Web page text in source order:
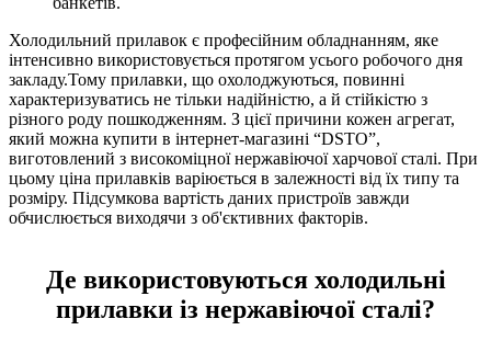
Холодильний прилавок є професійним обладнанням, яке
інтенсивно використовується протягом усього робочого дня
закладу.Тому прилавки, що охолоджуються, повинні
характеризуватись не тільки надійністю, а й стійкістю з
різного роду пошкодженням. З цієї причини кожен агрегат,
який можна купити в інтернет-магазині “DSTO”,
виготовлений з високоміцної нержавіючої харчової сталі. При
цьому ціна прилавків варіюється в залежності від їх типу та
розміру. Підсумкова вартість даних пристроїв завжди
обчислюється виходячи з об'єктивних факторів.
Де використовуються холодильні
прилавки із нержавіючої сталі?